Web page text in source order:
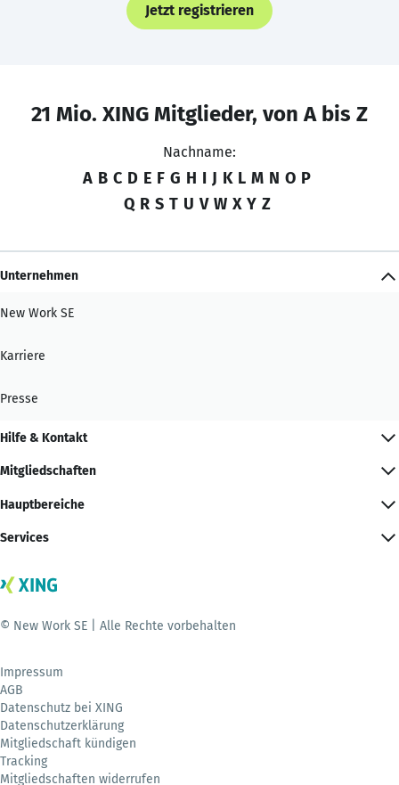
Jetzt registrieren
21 Mio. XING Mitglieder, von A bis Z
Nachname:
A B C D E F G H I J K L M N O P
Q R S T U V W X Y Z
Unternehmen
New Work SE
Karriere
Presse
Hilfe & Kontakt
Mitgliedschaften
Hauptbereiche
Services
© New Work SE | Alle Rechte vorbehalten
Impressum
AGB
Datenschutz bei XING
Datenschutzerklärung
Mitgliedschaft kündigen
Tracking
Mitgliedschaften widerrufen